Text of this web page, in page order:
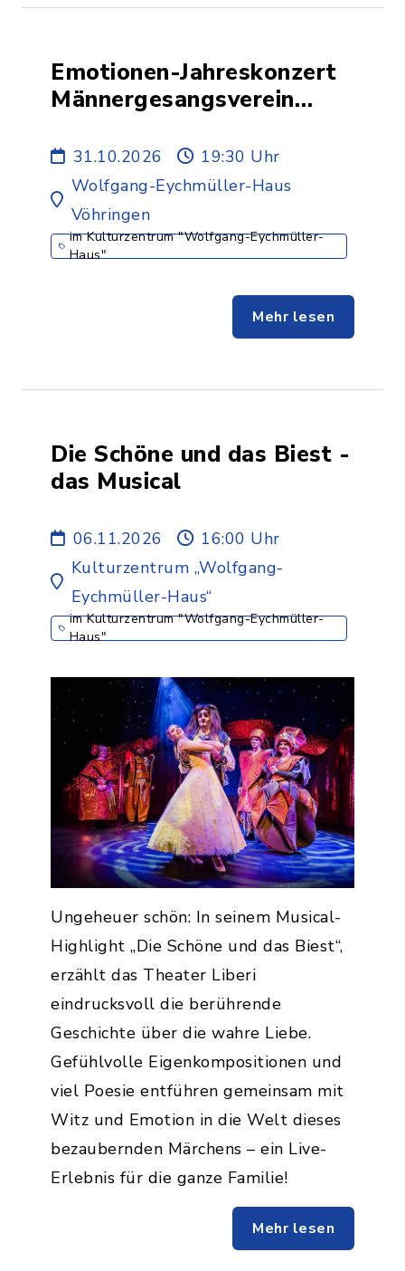
Emotionen-Jahreskonzert
Männergesangsverein
31.10.2026
19:30 Uhr
Wolfgang-Eychmüller-Haus
Vöhringen
im Kulturzentrum "Wolfgang-Eychmüller-
Haus"
Mehr lesen
Die Schöne und das Biest -
das Musical
06.11.2026
16:00 Uhr
Kulturzentrum „Wolfgang-
Eychmüller-Haus“
im Kulturzentrum "Wolfgang-Eychmüller-
Haus"
Ungeheuer schön: In seinem Musical-
Highlight „Die Schöne und das Biest“,
erzählt das Theater Liberi
eindrucksvoll die berührende
Geschichte über die wahre Liebe.
Gefühlvolle Eigenkompositionen und
viel Poesie entführen gemeinsam mit
Witz und Emotion in die Welt dieses
bezaubernden Märchens – ein Live-
Erlebnis für die ganze Familie!
Mehr lesen